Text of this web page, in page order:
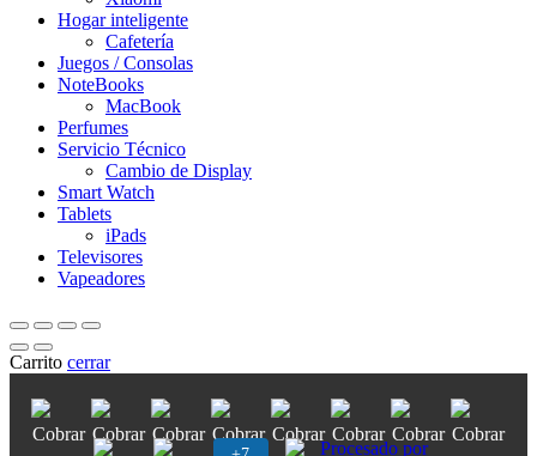
Hogar inteligente
Cafetería
Juegos / Consolas
NoteBooks
MacBook
Perfumes
Servicio Técnico
Cambio de Display
Smart Watch
Tablets
iPads
Televisores
Vapeadores
Carrito cerrar